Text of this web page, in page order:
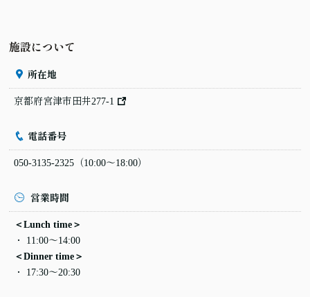
施設について
所在地
京都府宮津市田井277-1
電話番号
050-3135-2325 （10:00〜18:00）
営業時間
＜Lunch time＞
11:00〜14:00
＜Dinner time＞
17:30〜20:30